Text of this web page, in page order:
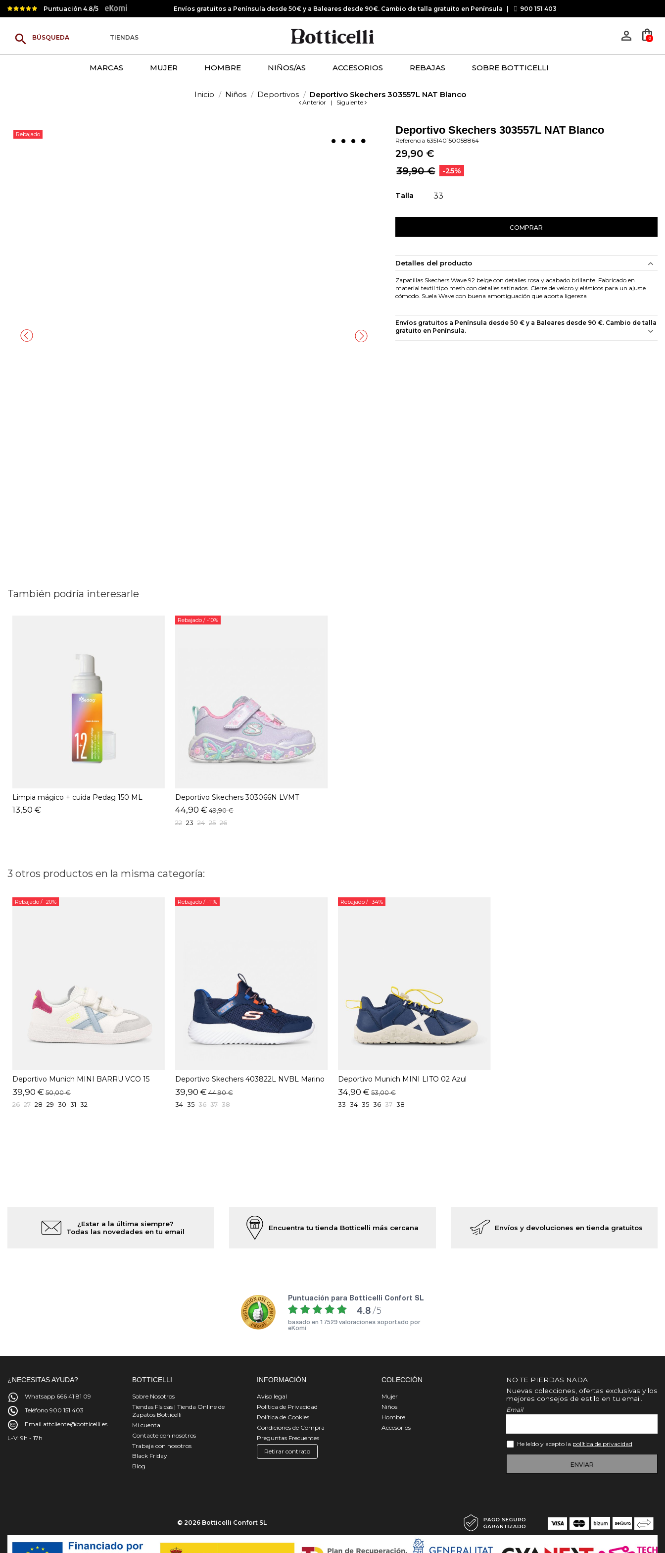
Puntuación 4.8/5 Envíos gratuitos a Península desde 50€ y a Baleares desde 90€. Cambio de talla gratuito en Península 900 151 403
search TIENDAS person_outline shopping_bag
0
MARCAS MUJER HOMBRE NIÑOS/AS ACCESORIOS REBAJAS SOBRE BOTTICELLI
Inicio Niños Deportivos Deportivo Skechers 303557L NAT Blanco
Anterior | Siguiente
Rebajado Deportivo Skechers 303557L NAT Blanco
Referencia 635140150058864
29,90 €
39,90 €
-25%
Talla 33
COMPRAR
Detalles del producto
Zapatillas Skechers Wave 92 beige con detalles rosa y acabado brillante. Fabricado en
material textil tipo mesh con detalles satinados. Cierre de velcro y elásticos para un ajuste
cómodo. Suela Wave con buena amortiguación que aporta ligereza
Envíos gratuitos a Península desde 50 € y a Baleares desde 90 €. Cambio de talla
gratuito en Península.
También podría interesarle
Limpia mágico + cuida Pedag 150 ML
13,50 €
Rebajado / -10%
Deportivo Skechers 303066N LVMT
Lavanda
44,90 € 49,90 €
22 23 24 25 26
3 otros productos en la misma categoría:
Rebajado / -20%
Deportivo Munich MINI BARRU VCO 15
Blanco
39,90 € 50,00 €
26 27 28 29 30 31 32
Rebajado / -11%
Deportivo Skechers 403822L NVBL Marino
39,90 € 44,90 €
34 35 36 37 38
Rebajado / -34%
Deportivo Munich MINI LITO 02 Azul
34,90 € 53,00 €
33 34 35 36 37 38
¿Estar a la última siempre?
Todas las novedades en tu email
Encuentra tu tienda Botticelli más cercana Envíos y devoluciones en tienda gratuitos
puntuación para Botticelli Confort SL
4.8 /5
basado en 17529 valoraciones soportado por
eKomi
¿NECESITAS AYUDA?
Whatsapp 666 41 81 09
Teléfono 900 151 403
Email attcliente@botticelli.es
L-V: 9h - 17h
BOTTICELLI
Sobre Nosotros
Tiendas Físicas | Tienda Online de
Zapatos Botticelli
Mi cuenta
Contacte con nosotros
Trabaja con nosotros
Black Friday
Blog
INFORMACIÓN
Aviso legal
Política de Privacidad
Política de Cookies
Condiciones de Compra
Preguntas Frecuentes
Retirar contrato
COLECCIÓN
Mujer
Niños
Hombre
Accesorios
NO TE PIERDAS NADA
Nuevas colecciones, ofertas exclusivas y los
mejores consejos de estilo en tu email.
Email
He leído y acepto la política de privacidad
ENVIAR
© 2026 Botticelli Confort SL